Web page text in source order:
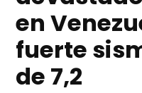
en
fuerte
de 7,2